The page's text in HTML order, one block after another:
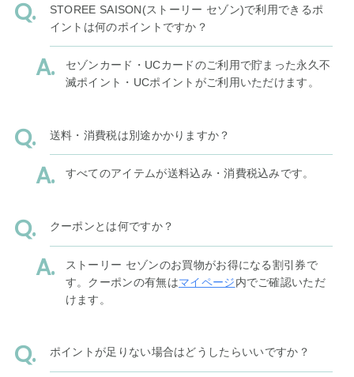
STOREE SAISON(ストーリー セゾン)で利用できるポ
イントは何のポイントですか？
セゾンカード・UCカードのご利用で貯まった永久不
滅ポイント・UCポイントがご利用いただけます。
送料・消費税は別途かかりますか？
すべてのアイテムが送料込み・消費税込みです。
クーポンとは何ですか？
ストーリー セゾンのお買物がお得になる割引券で
す。クーポンの有無はマイページ内でご確認いただ
けます。
ポイントが足りない場合はどうしたらいいですか？